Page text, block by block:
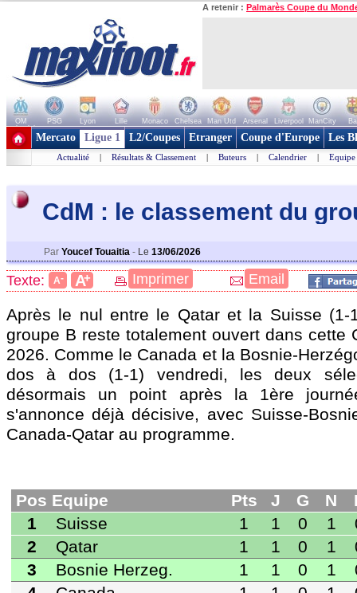
A retenir : Palmarès Coupe du
OM PSG Lyon Lille Monaco Chelsea Man Utd Arsenal Liverpool ManCity
+ de clubs
Mercato Ligue 1 L2/Coupes Etranger Coupe d'Europe Les
Actualité | Résultats & Classement | Buteurs | Calendrier | Equipe
CdM : le classement du
Par Youcef Touaitia - Le 13/06/2026
Texte: A- A+ Imprimer Email
Après le nul entre le Qatar et la Suisse (1-
groupe B reste totalement ouvert dans cette
2026. Comme le Canada et la Bosnie-
dos à dos (1-1) vendredi, les deux
désormais un point après la 1ère
s'annonce déjà décisive, avec Suisse-
Canada-Qatar au programme.
Pos Equipe Pts J G N P Bp Bc
1 Suisse 1 1 0 0 1
2 Qatar 1 1 0 1 0 1 1
3 Bosnie Herzeg. 1 1 0